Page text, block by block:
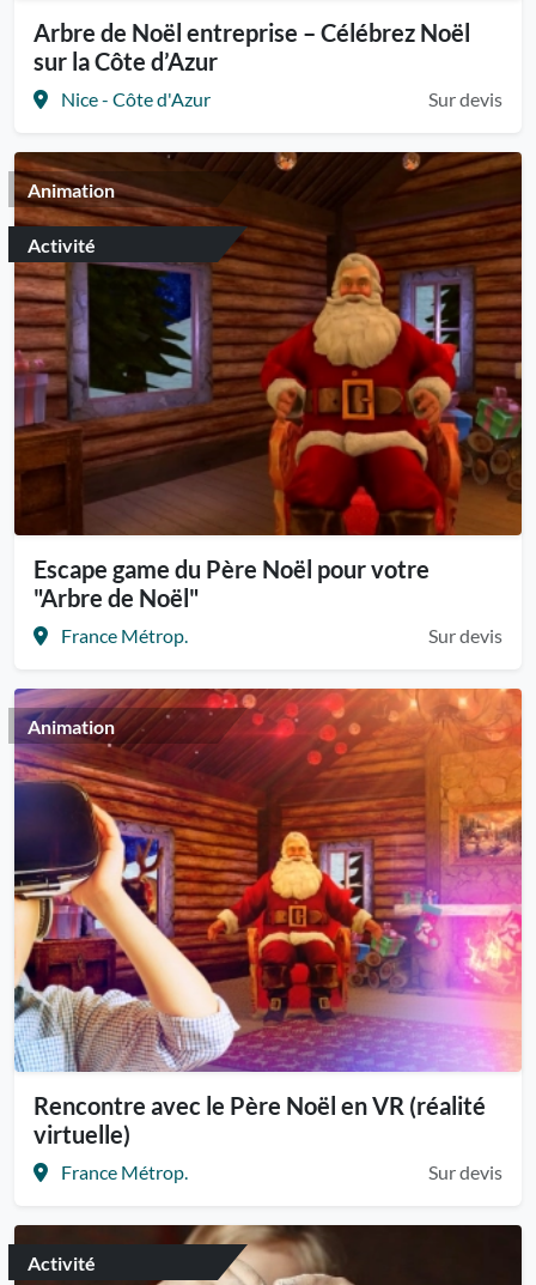
Arbre de Noël entreprise – Célébrez Noël
sur la Côte d’Azur
Nice - Côte d'Azur Sur devis
Animation
Activité
Escape game du Père Noël pour votre
"Arbre de Noël"
France Métrop. Sur devis
Animation
Rencontre avec le Père Noël en VR (réalité
virtuelle)
France Métrop. Sur devis
Activité